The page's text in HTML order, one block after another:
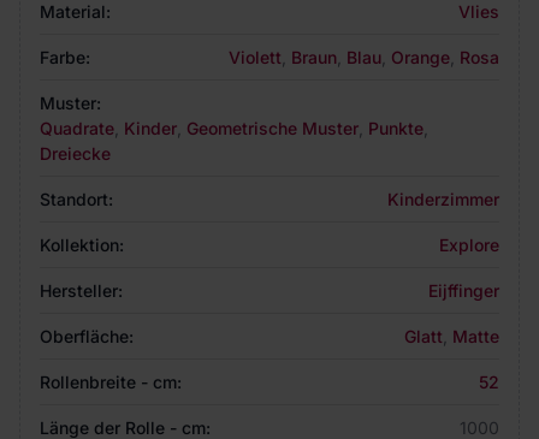
Material: Vlies
Farbe: Violett Braun Blau Orange Rosa
Muster:
Quadrate Kinder Geometrische Muster Punkte
Dreiecke
Standort: Kinderzimmer
Kollektion: Explore
Hersteller: Eijffinger
Oberfläche: Glatt Matte
Rollenbreite - cm: 52
Länge der Rolle - cm: 1000